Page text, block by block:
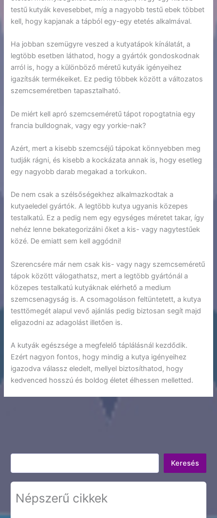
testű kutyák kevesebbet, míg a nagyobb testű ebek többet
kell, hogy kapjanak a tápból egy-egy etetés alkalmával.
Ha jobban szemügyre veszed a kutyatápok kínálatát, a
legtöbb esetben láthatod, hogy a gyártók gondoskodnak
arról is, hogy a különböző méretű kutyák igényeihez
igazítsák termékeiket. Ez pedig többek között a változatos
szemcseméretben tapasztalható.
De miért kell apró szemcseméretű tápot ropogtatnia egy
francia bulldognak, vagy egy yorkie-nak?
Azért, mert a kisebb szemcséjű tápokat könnyebben meg
tudják rágni, és kisebb a kockázata annak is, hogy esetleg
egy nagyobb darab megakad a torkukon.
De nem csak a szélsőségekhez alkalmazkodtak a
kutyaeledel gyártók. A legtöbb kutya ugyanis közepes
testalkatú. Ez a pedig nem egy egységes méretet takar, így
nehéz lenne bekategorizálni őket a kis- vagy nagytestűek
közé. De emiatt sem kell aggódni!
Szerencsére már nem csak kis- vagy nagy szemcseméretű
tápok között válogathatsz, mert a legtöbb gyártónál a
közepes testalkatú kutyáknak elérhető a medium
szemcsenagyság is. A csomagoláson feltüntetett, a kutya
testtömegét alapul vevő ajánlás pedig biztosan segít majd
eligazodni az adagolást illetően is.
A kutyák egészsége a megfelelő táplálásnál kezdődik.
Ezért nagyon fontos, hogy mindig a kutya igényeihez
igazodva válassz eledelt, mellyel biztosíthatod, hogy
kedvenced hosszú és boldog életet élhessen melletted.
Keresés
Keresés
Népszerű cikkek